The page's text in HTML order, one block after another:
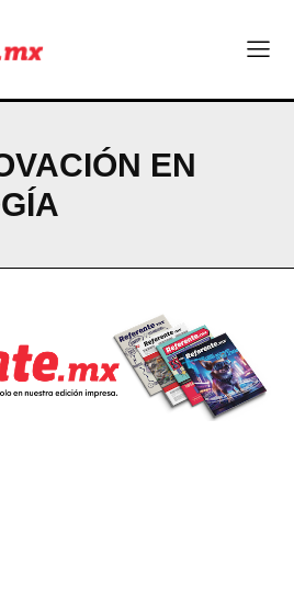
Chihuahua estuviera en el aire?
EN